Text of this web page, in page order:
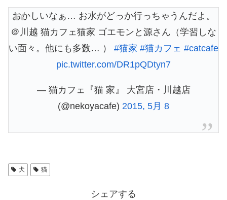
おかしいなぁ… お水がどっか行っちゃうんだよ。
＠川越 猫カフェ猫家 ゴエモンと源さん（学習しな
い面々。他にも多数… ） #猫家 #猫カフェ #catcafe
pic.twitter.com/DR1pQDtyn7
— 猫カフェ『猫 家』 大宮店・川越店
(@nekoyacafe) 2015, 5月 8
犬 猫
シェアする